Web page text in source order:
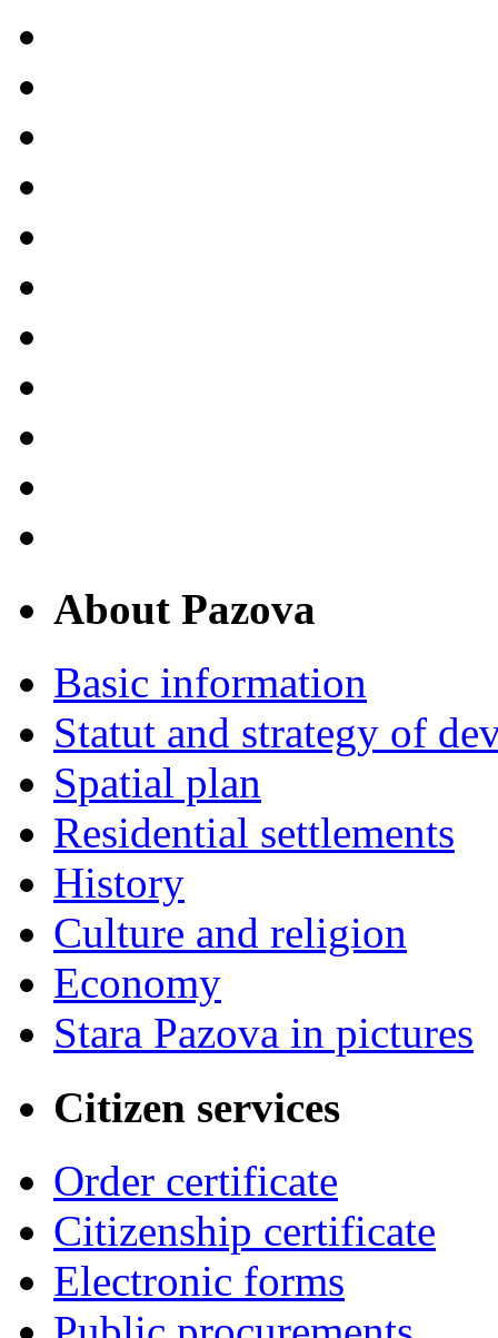
About Pazova
Basic information
Statut and strategy of
Spatial plan
Residential settlements
History
Culture and religion
Economy
Stara Pazova in pictures
Citizen services
Order certificate
Citizenship certificate
Electronic forms